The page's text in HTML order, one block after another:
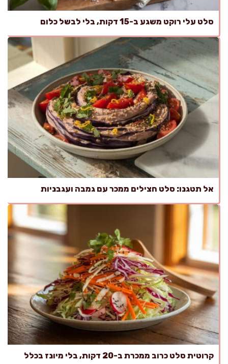
סלט עלי רוקט משגע ב-15 דקות, בלי לבשל כלום
אל תטגנו: סלט חצילים ממכר עם גמבה ועגבניות
קרוטית סלט כרוב ממכרת ב-20 דקות, בלי מיונז בכלל